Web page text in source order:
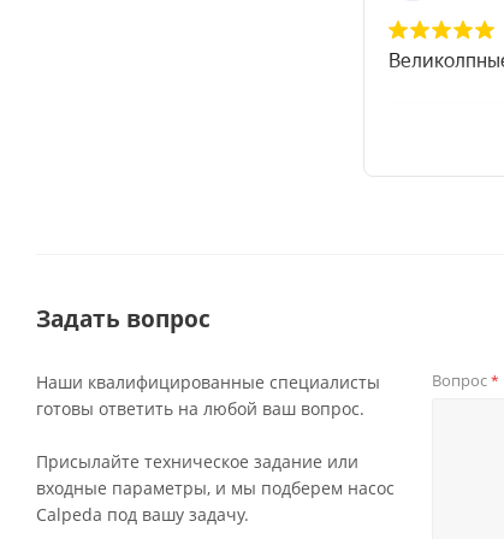
Задать вопрос
Наши квалифицированные специалисты
готовы ответить на любой ваш вопрос.
Присылайте техническое задание или
входные параметры, и мы подберем насос
Calpeda под вашу задачу.
Вопрос*